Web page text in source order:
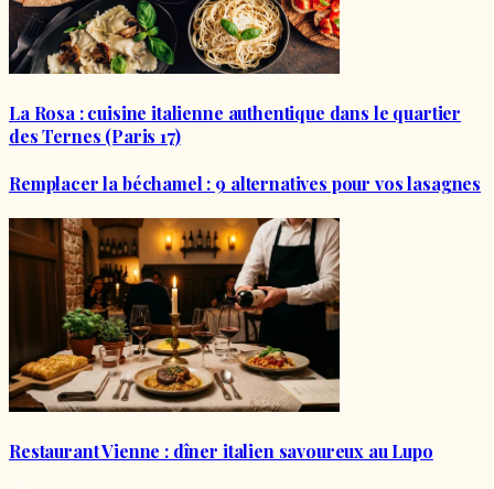
La Rosa : cuisine italienne authentique dans le quartier
des Ternes (Paris 17)
Remplacer la béchamel : 9 alternatives pour vos lasagnes
Restaurant Vienne : dîner italien savoureux au Lupo